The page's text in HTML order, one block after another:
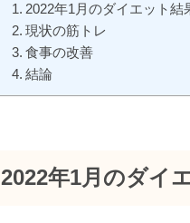
2022年1月のダイエット結
現状の筋トレ
食事の改善
結論
2022年1月のダイ